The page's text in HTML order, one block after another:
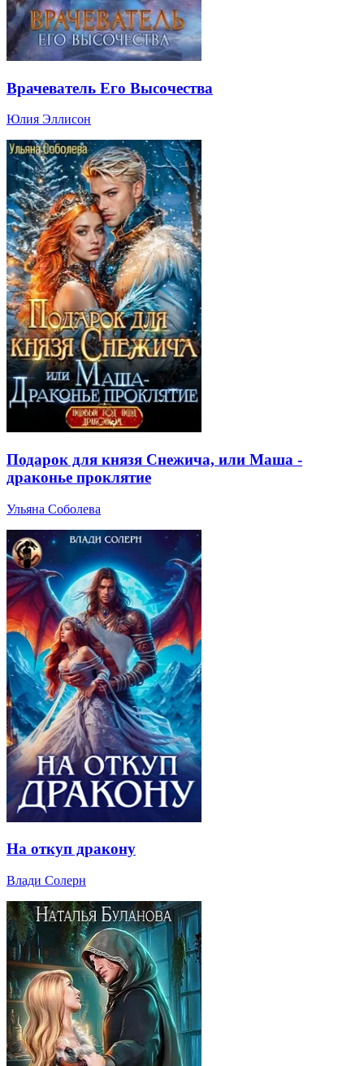
Врачеватель Его Высочества
Юлия Эллисон
Подарок для князя Снежича, или Маша -
драконье проклятие
Ульяна Соболева
На откуп дракону
Влади Солерн